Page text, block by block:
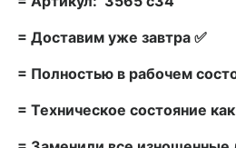
= Доставим уже завтра ✅
= Полностью в рабочем
= Техническое состояние